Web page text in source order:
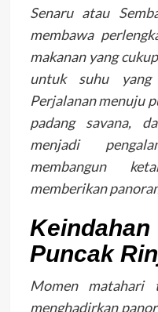
Senaru atau
membawa
makanan yang
untuk suhu
Perjalanan menuju
padang savana,
menjadi
membangun
memberikan
Puncak
Momen
menghadirkan